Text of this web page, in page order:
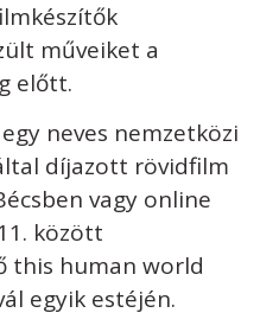
műveiket a
előtt.
neves nemzetközi
díjazott rövidfilm
vagy online
között
this human world
egyik estéjén.